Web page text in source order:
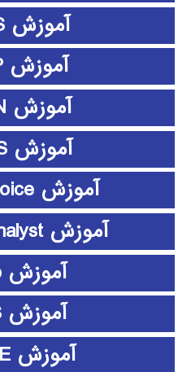
آموزش EDIUS
آموزش EMTP
آموزش ePLAN
آموزش ETABS
آموزش expert choice
آموزش Frontier Analyst
آموزش github
آموزش HFSS
آموزش HSPICE